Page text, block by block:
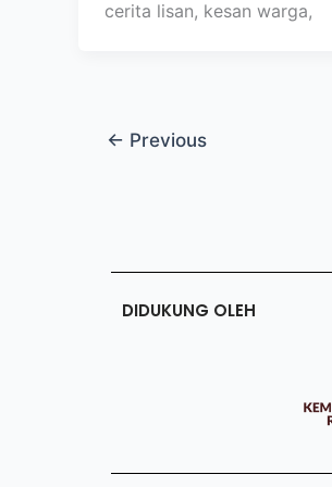
cerita lisan, kesan warga,
← Previous
DIDUKUNG OLEH